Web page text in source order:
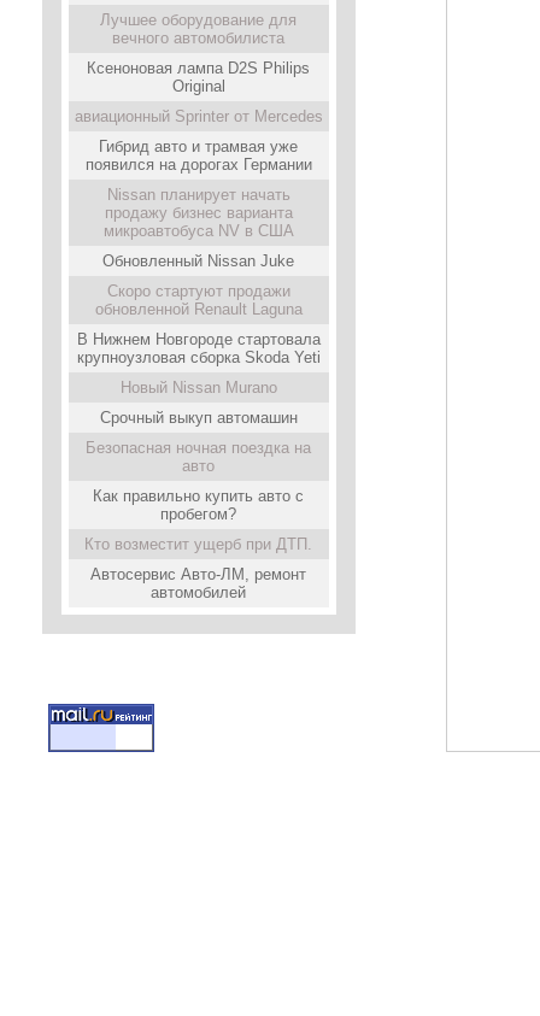
Лучшее оборудование для
вечного автомобилиста
Ксеноновая лампа D2S Philips
Original
авиационный Sprinter от Mercedes
Гибрид авто и трамвая уже
появился на дорогах Германии
Nissan планирует начать
продажу бизнес варианта
микроавтобуса NV в США
Обновленный Nissan Juke
Скоро стартуют продажи
обновленной Renault Laguna
В Нижнем Новгороде стартовала
крупноузловая сборка Skoda Yeti
Новый Nissan Murano
Срочный выкуп автомашин
Безопасная ночная поездка на
авто
Как правильно купить авто с
пробегом?
Кто возместит ущерб при ДТП.
Автосервис Авто-ЛМ, ремонт
автомобилей